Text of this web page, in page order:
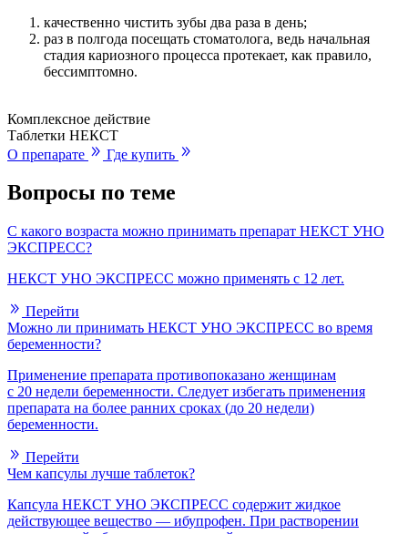
качественно чистить зубы два раза в день;
раз в полгода посещать стоматолога, ведь начальная
стадия кариозного процесса протекает, как правило,
бессимптомно.
Комплексное действие
Таблетки НЕКСТ
О препарате
Где купить
Вопросы по теме
С какого возраста можно принимать препарат НЕКСТ УНО
ЭКСПРЕСС?
НЕКСТ УНО ЭКСПРЕСС можно применять с 12 лет.
Перейти
Можно ли принимать НЕКСТ УНО ЭКСПРЕСС во время
беременности?
Применение препарата противопоказано женщинам
с 20 недели беременности. Следует избегать применения
препарата на более ранних сроках (до 20 недели)
беременности.
Перейти
Чем капсулы лучше таблеток?
Капсула НЕКСТ УНО ЭКСПРЕСС содержит жидкое
действующее вещество — ибупрофен. При растворении